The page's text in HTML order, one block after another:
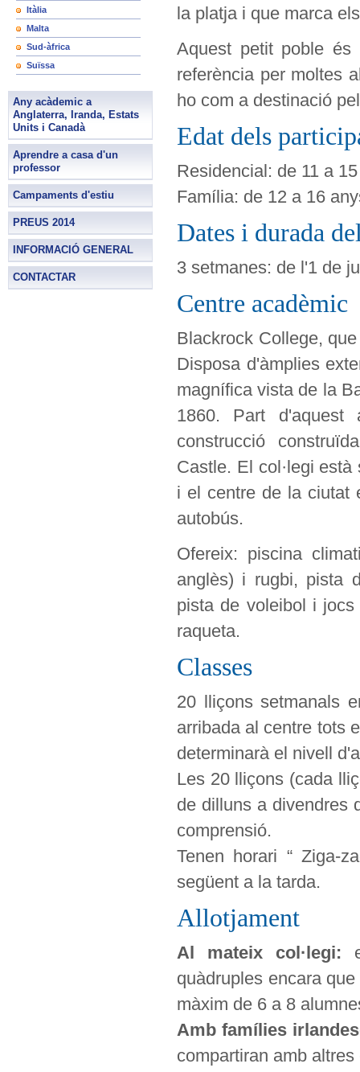
Itàlia
Malta
Sud-àfrica
Suïssa
Any acàdemic a
Anglaterra, Iranda, Estats
Units i Canadà
Aprendre a casa d'un
professor
Campaments d'estiu
PREUS 2014
INFORMACIÓ GENERAL
CONTACTAR
la platja i que marca
Aquest petit poble
referència per moltes
ho com a destinació
Edat dels
Residencial: de 11
Família: de 12 a 16
Dates i durada
3 setmanes: de l'1 de
Centre acadèmic
Blackrock College,
Disposa d'àmplies
magnífica vista de la
1860. Part d'aquest
construcció
Castle. El col·legi
i el centre de la ciutat
autobús.
Ofereix: piscina
anglès) i rugbi, pista
pista de voleibol i
raqueta.
Classes
20 lliçons setmanals
arribada al centre tots
determinarà el nivell
Les 20 lliçons (cada
de dilluns a divendres
comprensió.
Tenen horari “ Ziga-
següent a la tarda.
Allotjament
Al mateix col·legi:
quàdruples encara
màxim de 6 a 8
Amb famílies
compartiran amb